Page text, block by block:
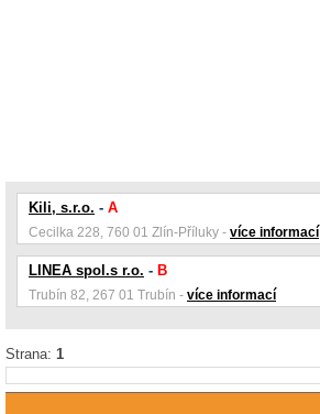
Kili, s.r.o. - A
Cecilka 228, 760 01 Zlín-Příluky - více informací
LINEA spol.s r.o. - B
Trubín 82, 267 01 Trubín - více informací
Strana: 1